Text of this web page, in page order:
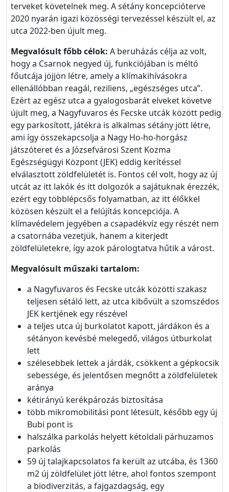
terveket követelnek meg. A sétány koncepcióterve
2020 nyarán igazi közösségi tervezéssel készült el, az
utca 2022-ben újult meg.
Megvalósult főbb célok: A beruházás célja az volt,
hogy a Csarnok negyed új, funkciójában is méltó
főutcája jöjjön létre, amely a klímakihívásokra
ellenállóbban reagál, reziliens, „egészséges utca”.
Ezért az egész utca a gyalogosbarát elveket követve
újult meg, a Nagyfuvaros és Fecske utcák között pedig
egy parkosított, játékra is alkalmas sétány jött létre,
ami így összekapcsolja a Nagy Ho-ho-horgász
játszóteret és a Józsefvárosi Szent Kozma
Egészségügyi Központ (JEK) eddig kerítéssel
elválasztott zöldfelületét is. Fontos cél volt, hogy az új
utcát az itt lakók és itt dolgozók a sajátuknak érezzék,
ezért egy többlépcsős folyamatban, az itt élőkkel
közösen készült el a felújítás koncepciója. A
klímavédelem jegyében a csapadékvíz egy részét nem
a csatornába vezetjük, hanem a kiterjedt
zöldfelületekre, így azok párologtatva hűtik a várost.
Megvalósult műszaki tartalom:
a Nagyfuvaros és Fecske utcák közötti szakasz
teljesen sétáló lett, az utca kibővült a szomszédos
JEK kertjének egy részével
a teljes utca új burkolatot kapott, járdákon és a
sétányon kevésbé melegedő, világos útburkolat
lett
szélesebbek lettek a járdák, csökkent a gépkocsik
sebessége, és jelentősen megnőtt a zöldfelületek
aránya
kétirányú kerékpározás biztosítása
több mikromobilitási pont létesült, később egy új
Bubi pont is
halszálka parkolás helyett kétoldali párhuzamos
parkolás
59 új talajkapcsolatos fa került az utcába, és 1360
m2 új zöldfelület jött létre, ahol fontos szempont
a biodiverzitás, a fajgazdagság, egy